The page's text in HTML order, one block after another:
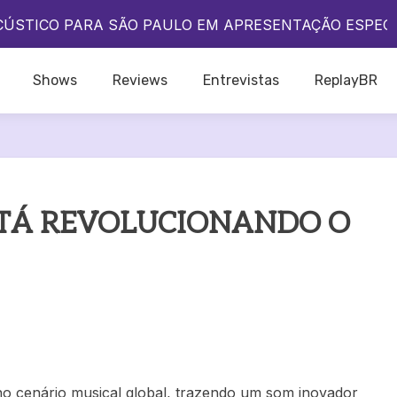
PARA SÃO PAULO EM APRESENTAÇÃO
IKON NO BRASIL?
O POP BRASILEIRO VIVE UM DOS SEUS
Shows Reviews Entrevistas ReplayBR
REVOLUCIONANDO O
cenário musical global, trazendo um som inovador